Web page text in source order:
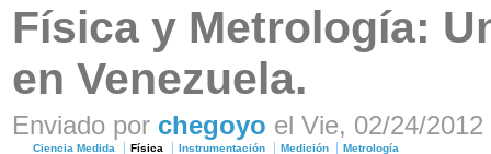
Física y Metrología:
en Venezuela.
Enviado por chegoyo el Vie, 02/24/
Ciencia Medida Física Instrumentación Medición Metrología